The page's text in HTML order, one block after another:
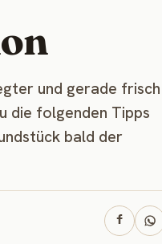
und gerade frisch
die folgenden Tipps
bald der